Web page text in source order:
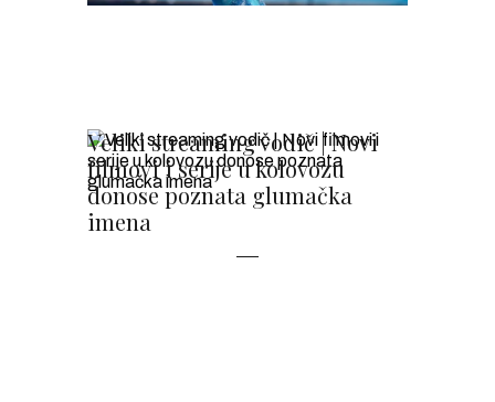
Veliki streaming vodič | Novi
filmovi i serije u kolovozu
donose poznata glumačka
imena